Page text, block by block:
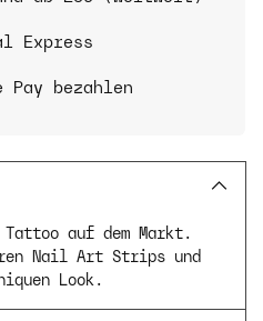
Express
bezahlen
auf dem Markt.
Nail Art Strips und
Look.